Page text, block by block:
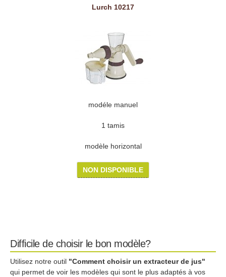
Lurch 10217
modéle manuel
1 tamis
modèle horizontal
NON DISPONIBLE
Difficile de choisir le bon modèle?
Utilisez notre outil "Comment choisir un extracteur de jus"
qui permet de voir les modèles qui sont le plus adaptés à vos